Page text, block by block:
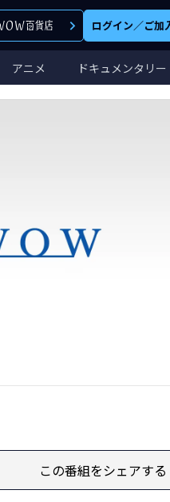
ログイン／ご加
アニメ ドキュメンタリー
この番組をシェアする